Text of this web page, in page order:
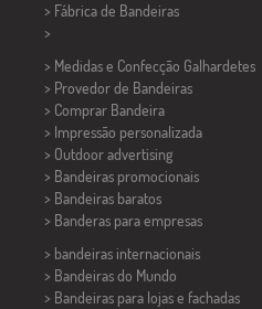
> Fábrica de Bandeiras
>
> Medidas e Confecção Galhardetes
> Provedor de Bandeiras
> Comprar Bandeira
> Impressão personalizada
> Outdoor advertising
> Bandeiras promocionais
> Bandeiras baratos
> Banderas para empresas
> bandeiras internacionais
> Bandeiras do Mundo
> Bandeiras para lojas e fachadas